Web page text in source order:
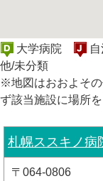
大学病院
他/未分類
※地図はおおよそ
ず該当施設に場所を
札幌ススキノ病
〒064-0806